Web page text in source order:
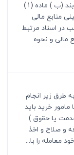
مشروط بر آن است که دستگاههای موضوع بند (ب ) ماده (1)
منابع مالی
در اسناد مرتبط
مالی و نحوه
به طرق زیر انجام
خرید باید
یا حقوق )
و صلاح و اخذ
را با...